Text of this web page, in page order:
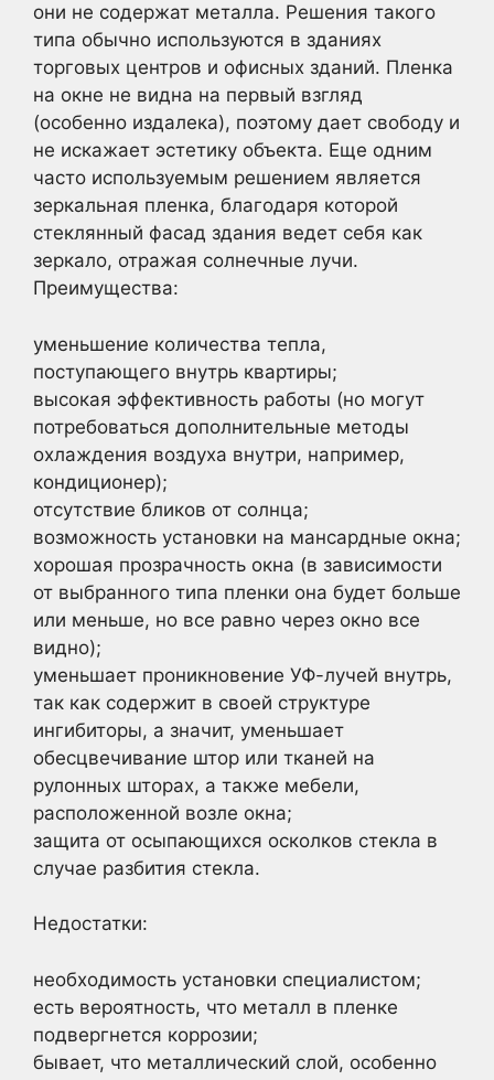
они не содержат металла. Решения такого
типа обычно используются в зданиях
торговых центров и офисных зданий. Пленка
на окне не видна на первый взгляд
(особенно издалека), поэтому дает свободу и
не искажает эстетику объекта. Еще одним
часто используемым решением является
зеркальная пленка, благодаря которой
стеклянный фасад здания ведет себя как
зеркало, отражая солнечные лучи.
Преимущества:
уменьшение количества тепла,
поступающего внутрь квартиры;
высокая эффективность работы (но могут
потребоваться дополнительные методы
охлаждения воздуха внутри, например,
кондиционер);
отсутствие бликов от солнца;
возможность установки на мансардные окна;
хорошая прозрачность окна (в зависимости
от выбранного типа пленки она будет больше
или меньше, но все равно через окно все
видно);
уменьшает проникновение УФ-лучей внутрь,
так как содержит в своей структуре
ингибиторы, а значит, уменьшает
обесцвечивание штор или тканей на
рулонных шторах, а также мебели,
расположенной возле окна;
защита от осыпающихся осколков стекла в
случае разбития стекла.
Недостатки:
необходимость установки специалистом;
есть вероятность, что металл в пленке
подвергнется коррозии;
бывает, что металлический слой, особенно